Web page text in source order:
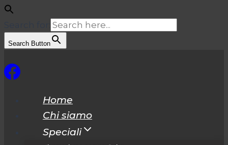
Search Button
al
Home
Chi siamo
Speciali